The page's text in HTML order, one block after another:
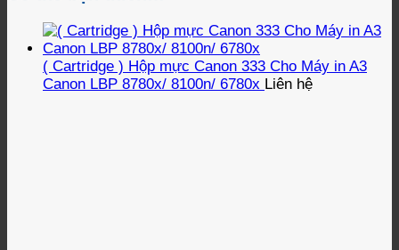
( Cartridge ) Hộp mực Canon 333 Cho Máy in A3
Canon LBP 8780x/ 8100n/ 6780x Liên hệ